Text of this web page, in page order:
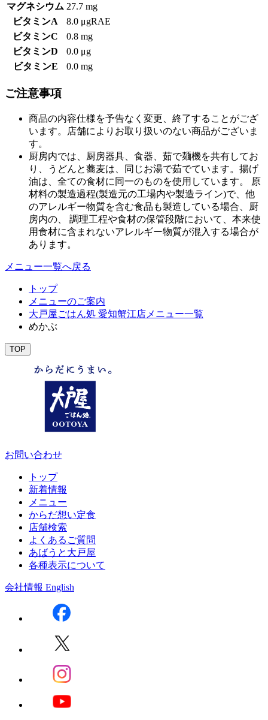
マグネシウム 27.7 mg
ビタミンA
8.0 μgRAE
ビタミンC
0.8 mg
ビタミンD
0.0 μg
ビタミンE
0.0 mg
ご注意事項
商品の内容仕様を予告なく変更、終了することがござ
います。店舗によりお取り扱いのない商品がございま
す。
厨房内では、厨房器具、食器、茹で麺機を共有してお
り、うどんと蕎麦は、同じお湯で茹でています。揚げ
油は、全ての食材に同一のものを使用しています。 原
材料の製造過程(製造元の工場内や製造ライン)で、他
のアレルギー物質を含む食品も製造している場合、厨
房内の、 調理工程や食材の保管段階において、本来使
用食材に含まれないアレルギー物質が混入する場合が
あります。
メニュー一覧へ戻る
トップ
メニューのご案内
大戸屋ごはん処 愛知蟹江店メニュー一覧
めかぶ
TOP
お問い合わせ
トップ
新着情報
メニュー
からだ想い定食
店舗検索
よくあるご質問
あばうと大戸屋
各種表示について
会社情報 English